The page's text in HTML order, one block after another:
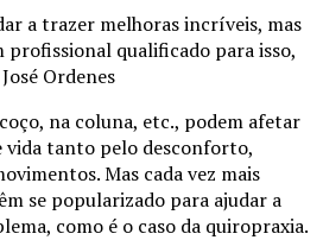
a trazer melhoras incríveis, mas
profissional qualificado para isso,
Ordenes
na coluna, etc., podem afetar
vida tanto pelo desconforto,
Mas cada vez mais
se popularizado para ajudar a
como é o caso da quiropraxia.